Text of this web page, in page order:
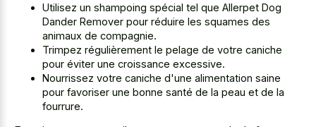
Utilisez un shampoing spécial tel que Allerpet Dog
Dander Remover pour réduire les squames des
animaux de compagnie.
Trimpez régulièrement le pelage de votre caniche
pour éviter une croissance excessive.
Nourrissez votre caniche d'une alimentation saine
pour favoriser une bonne santé de la peau et de la
fourrure.